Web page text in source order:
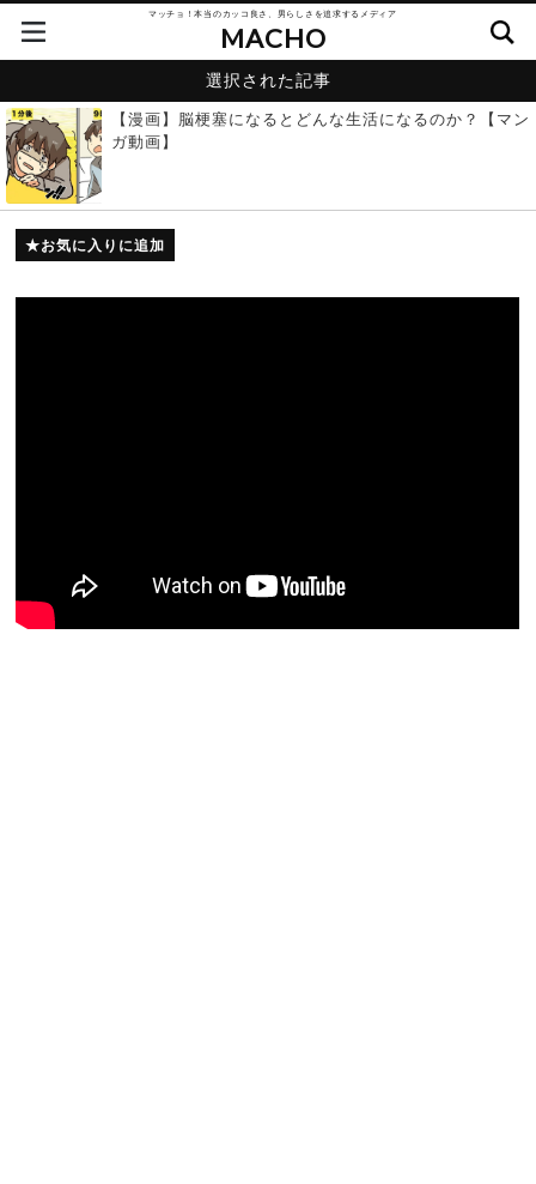
マッチョ！本当のカッコ良さ、男らしさを追求するメディア
MACHO
選択された記事
【漫画】脳梗塞になるとどんな生活になるのか？【マン
ガ動画】
お気に入りに追加